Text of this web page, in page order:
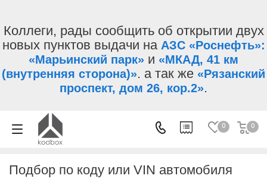
Коллеги, рады сообщить об открытии двух
новых пунктов выдачи на АЗС «Роснефть»:
«Марьинский парк» и «МКАД, 41 км
(внутренняя сторона)». а так же «Рязанский
проспект, дом 26, кор.2».
0 0
Подбор по коду или VIN автомобиля